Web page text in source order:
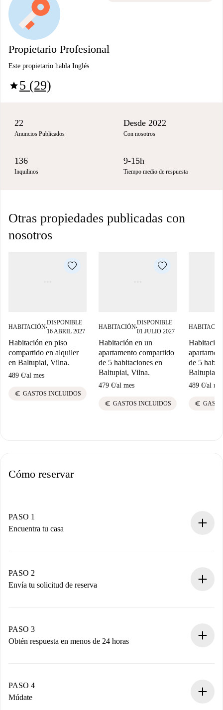
Propietario Profesional
Este propietario habla Inglés
star5 (29)
22
Anuncios Publicados
Desde 2022
Con nosotros
136
Inquilinos
9-15h
Tiempo medio de respuesta
Otras propiedades publicadas con
nosotros
HABITACIÓN■
DISPONIBLE
16 ABRIL 2027
Habitación en piso
compartido en alquiler
en Baltupiai, Vilna.
489 €/al mes
euro GASTOS INCLUIDOS
HABITACIÓN■
DISPONIBLE
01 JULIO 2027
Habitación en un
apartamento compartido
de 5 habitaciones en
Baltupiai, Vilna.
479 €/al mes
euro GASTOS INCLUIDOS
de 5
Baltupiai,
489 €/al
euro
Cómo reservar
PASO 1
Encuentra tu casa
Tienes toda la información necesaria por adelantado.
PASO 2
Envía tu solicitud de reserva
propietario acepte.
PASO 3
Obtén respuesta en menos de 24 horas
contacto con el propietario.
Si es rechazada: No te haremos ningún cargo y te
PASO 4
Múdate